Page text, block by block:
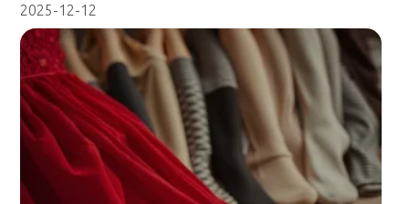
2025-12-12